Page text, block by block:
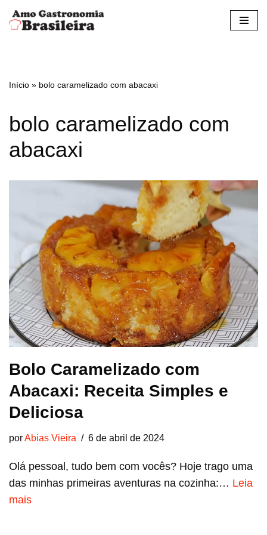
Pular
conteúdo
Início » bolo caramelizado com abacaxi
bolo caramelizado com
abacaxi
Bolo Caramelizado com
Abacaxi: Receita Simples e
Deliciosa
porAbias Vieira 6 de abril de 2024
Olá pessoal, tudo bem com vocês? Hoje trago uma
das minhas primeiras aventuras na cozinha:… Leia
mais